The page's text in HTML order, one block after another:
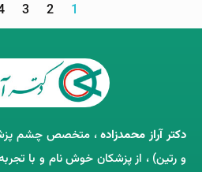
1
2
3
دکتر آراز محمدزاده، متخصص چشم‌
و رتین) ، از پزشکان خوش ‌نام و با